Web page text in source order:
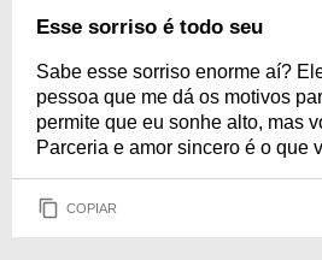
Esse sorriso é todo seu
Sabe esse sorriso enorme aí?
pessoa que me dá os motivos
permite que eu sonhe alto, mas
Parceria e amor sincero é o que
COPIAR